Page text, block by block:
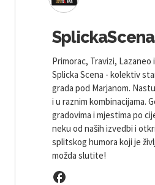
SplickaScena
Primorac, Travizi, Lazaneo
Splicka Scena - kolektiv
grada pod Marjanom.
i u raznim kombinacijama.
gradovima i mjestima po
neku od naših izvedbi i
splitskog humora koji je
možda slutite!